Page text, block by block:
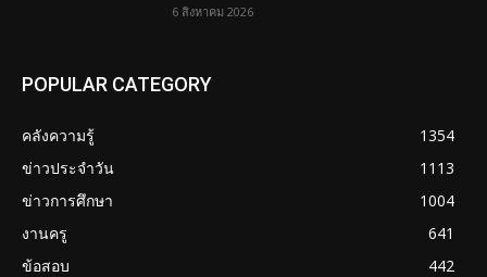
6 สิงหาคม 2026
POPULAR CATEGORY
คลังความรู้
1354
ข่าวประจำวัน
1113
ข่าวการศึกษา
1004
งานครู
641
ข้อสอบ
442